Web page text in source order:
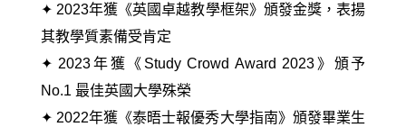
✦ 2023年獲 《英國卓越教學框架》 頒發金獎，表揚
其教學質素備受肯定
✦ 2023年獲
《 Study Crowd Award 2023 》 頒予
No.1 最佳英國大學殊榮
✦ 2022年獲 《泰晤士報優秀大學指南》 頒發畢業生